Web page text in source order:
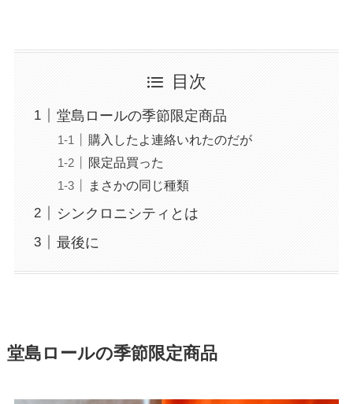
目次
堂島ロールの季節限定商品
購入したよ連絡いれたのだが
限定品買った
まさかの同じ種類
シンクロニシティとは
最後に
堂島ロールの季節限定商品